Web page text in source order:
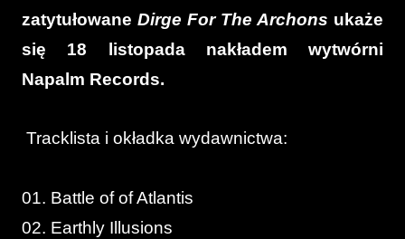
zatytułowane Dirge For The Archons ukaże
się 18 listopada nakładem wytwórni
Napalm Records.
Tracklista i okładka wydawnictwa:
01. Battle of of Atlantis
02. Earthly Illusions